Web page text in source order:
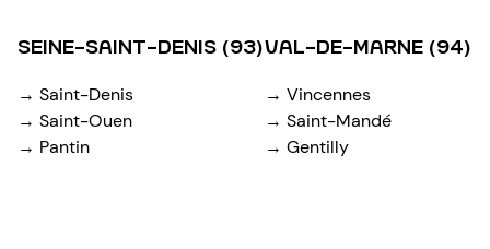
SEINE-SAINT-DENIS (93)
→ Saint-Denis
→ Saint-Ouen
→ Pantin
VAL-DE-MARNE (94)
→ Vincennes
→ Saint-Mandé
→ Gentilly